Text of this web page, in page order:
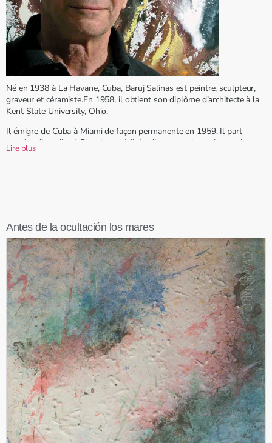
Né en 1938 à La Havane, Cuba, Baruj Salinas est peintre, sculpteur,
graveur et céramiste.En 1958, il obtient son diplôme d’architecte à la
Kent State University, Ohio.
Il émigre de Cuba à Miami de façon permanente en 1959. Il part
ensuite s’installer à Barcelone où il étudiera avec des artistes tels que
Joan Miro et Antoni Tapies.
Musée d’art de Phoenix, Arizona. Il est décédé à Miami, en Floride, en
2024.
Lire plus
Antes de la ocultación los mares